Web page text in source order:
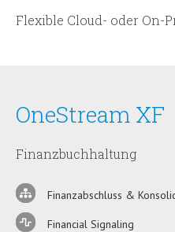
Flexible Cloud- oder On-
OneStream XF
Finanzbuchhaltung
Finanzabschluss &
Financial Signaling